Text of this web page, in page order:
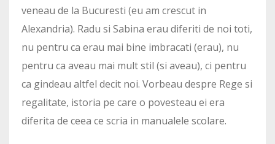
veneau de la Bucuresti (eu am crescut in
Alexandria). Radu si Sabina erau diferiti de noi toti,
nu pentru ca erau mai bine imbracati (erau), nu
pentru ca aveau mai mult stil (si aveau), ci pentru
ca gindeau altfel decit noi. Vorbeau despre Rege si
regalitate, istoria pe care o povesteau ei era
diferita de ceea ce scria in manualele scolare.